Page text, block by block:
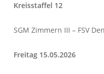
Kreisstaffel 12
SGM Zimmern III –
Freitag 15.05.2026